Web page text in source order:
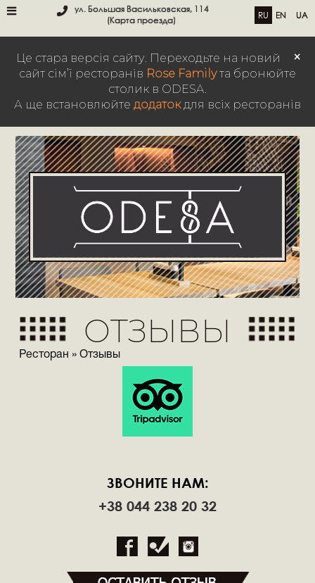
×
Це стара версія сайту. Переходьте на новий
сайт сім’ї ресторанів Rose Familyта бронюйте
столик в ODESA.
А ще встановлюйте додатокдля всіх ресторанів
RU EN UA
ул. Большая Васильковская, 114
(Карта проезда)
ОТЗЫВЫ
Ресторан »Отзывы
ЗВОНИТЕ НАМ:
+38 044 238 20 32